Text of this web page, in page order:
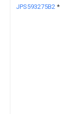
JPS593275B2 *